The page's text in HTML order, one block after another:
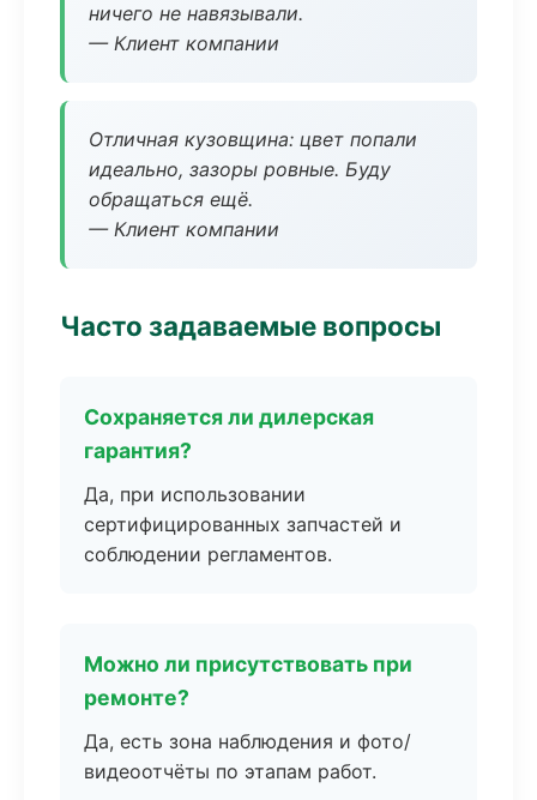
ничего не навязывали.
— Клиент компании
Отличная кузовщина: цвет попали
идеально, зазоры ровные. Буду
обращаться ещё.
— Клиент компании
Часто задаваемые вопросы
Сохраняется ли дилерская
гарантия?
Да, при использовании
сертифицированных запчастей и
соблюдении регламентов.
Можно ли присутствовать при
ремонте?
Да, есть зона наблюдения и фото/
видеоотчёты по этапам работ.